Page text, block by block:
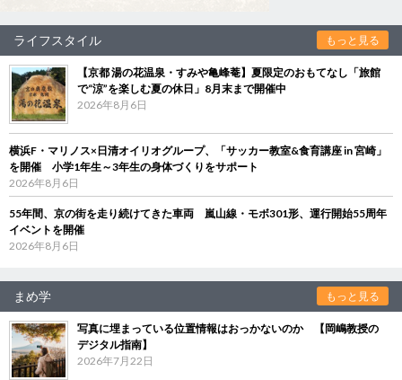
ライフスタイル もっと見る
【京都 湯の花温泉・すみや亀峰菴】夏限定のおもてなし「旅館
で“涼”を楽しむ夏の休日」8月末まで開催中
2026年8月6日
横浜F・マリノス×日清オイリオグループ、「サッカー教室&食育講座 in 宮崎」
を開催 小学1年生～3年生の身体づくりをサポート
2026年8月6日
55年間、京の街を走り続けてきた車両 嵐山線・モボ301形、運行開始55周年
イベントを開催
2026年8月6日
まめ学 もっと見る
写真に埋まっている位置情報はおっかないのか 【岡嶋教授の
デジタル指南】
2026年7月22日